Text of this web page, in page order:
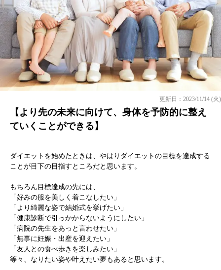
更新日：2023/11/14 (火)
【より先の未来に向けて、身体を予防的に整え
ていくことができる】
ダイエットを始めたときは、やはりダイエットの目標を達成する
ことが目下の目指すところだと思います。
もちろん目標達成の先には、
「好みの服を美しく着こなしたい」
「より綺麗な姿で結婚式を挙げたい」
「健康診断で引っかからないようにしたい」
「病院の先生をあっと言わせたい」
「無事に妊娠・出産を迎えたい」
「友人との食べ歩きを楽しみたい」
等々、なりたい姿や叶えたい夢もあると思います。